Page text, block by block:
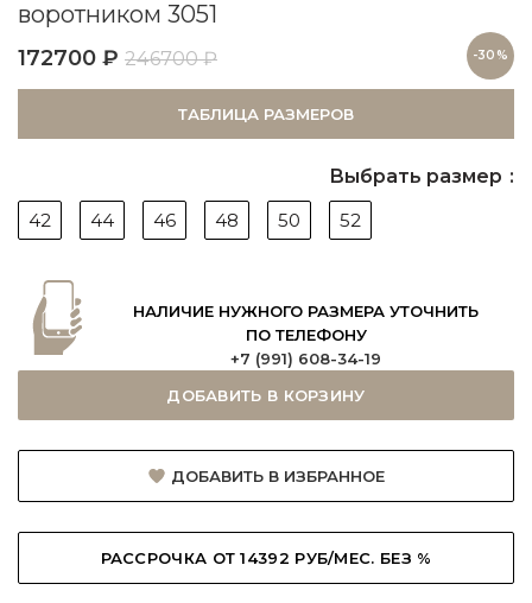
воротником 3051
172700 ₽ 246700₽ -30%
ТАБЛИЦА РАЗМЕРОВ
Выбрать размер
42
44 46 48 50 52
НАЛИЧИЕ НУЖНОГО РАЗМЕРА УТОЧНИТЬ
ПО ТЕЛЕФОНУ
+7 (991) 608-34-19
ДОБАВИТЬ В КОРЗИНУ
ДОБАВИТЬ В ИЗБРАННОЕ
РАССРОЧКА ОТ 14392 РУБ/МЕС. БЕЗ %